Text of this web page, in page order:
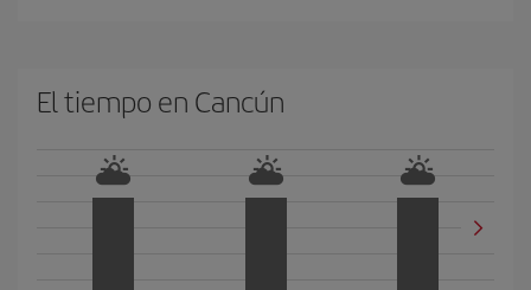
El tiempo en Cancún